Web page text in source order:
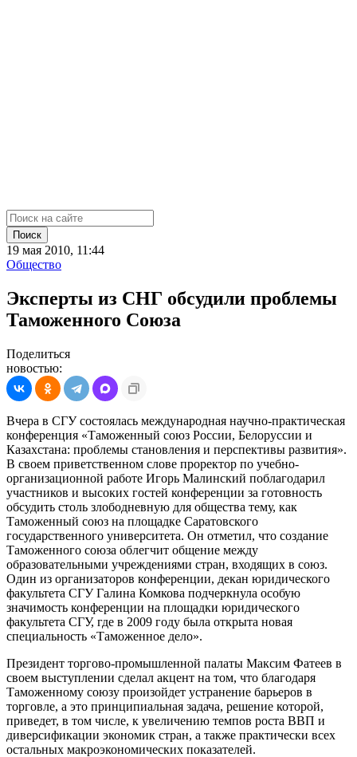
Поиск
19 мая 2010, 11:44
Общество
Эксперты из СНГ обсудили проблемы
Таможенного Союза
Поделиться
новостью:
Вчера в СГУ состоялась международная научно-практическая
конференция «Таможенный союз России, Белоруссии и
Казахстана: проблемы становления и перспективы развития».
В своем приветственном слове проректор по учебно-
организационной работе Игорь Малинский поблагодарил
участников и высоких гостей конференции за готовность
обсудить столь злободневную для общества тему, как
Таможенный союз на площадке Саратовского
государственного университета. Он отметил, что создание
Таможенного союза облегчит общение между
образовательными учреждениями стран, входящих в союз.
Один из организаторов конференции, декан юридического
факультета СГУ Галина Комкова подчеркнула особую
значимость конференции на площадки юридического
факультета СГУ, где в 2009 году была открыта новая
специальность «Таможенное дело».
Президент торгово-промышленной палаты Максим Фатеев в
своем выступлении сделал акцент на том, что благодаря
Таможенному союзу произойдет устранение барьеров в
торговле, а это принципиальная задача, решение которой,
приведет, в том числе, к увеличению темпов роста ВВП и
диверсификации экономик стран, а также практически всех
остальных макроэкономических показателей.